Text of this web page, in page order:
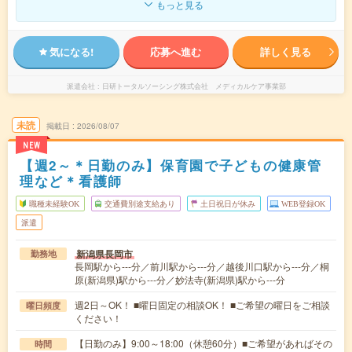
もっと見る
気になる! 応募へ進む 詳しく見る
派遣会社 日研トータルソーシング株式会社 メディカルケア事業部
未読
NEW
掲載日 2026/08/07
【週2～＊日勤のみ】保育園で子どもの健康管
理など＊看護師
職種未経験OK 交通費別途支給あり 土日祝日が休み WEB登録OK
派遣
勤務地 新潟県長岡市
長岡駅から---分／前川駅から---分／越後川口駅から---分／桐
原(新潟県)駅から---分／妙法寺(新潟県)駅から---分
曜日頻度
週2日～OK！ ■曜日固定の相談OK！ ■ご希望の曜日をご相談
ください！
時間
【日勤のみ】9:00～18:00（休憩60分）■ご希望があればその